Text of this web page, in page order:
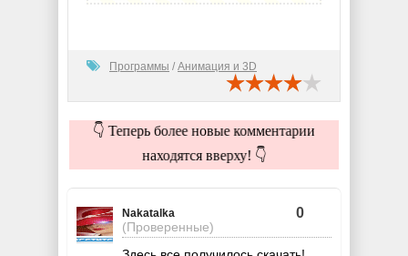
Программы / Анимация и 3D
👇 Теперь более новые комментарии
находятся вверху! 👇
Nakatalka
(Проверенные)
0